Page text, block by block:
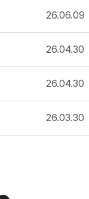
26.06.09
26.04.30
26.04.30
26.03.30